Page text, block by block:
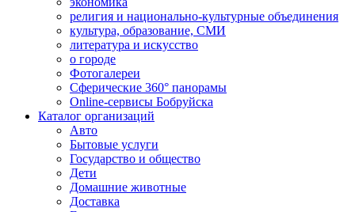
религия и национально-культурные объединения
культура, образование, СМИ
литература и искусство
о городе
Фотогалереи
Сферические 360° панорамы
Online-сервисы Бобруйска
Каталог организаций
Авто
Бытовые услуги
Государство и общество
Дети
Домашние животные
Доставка